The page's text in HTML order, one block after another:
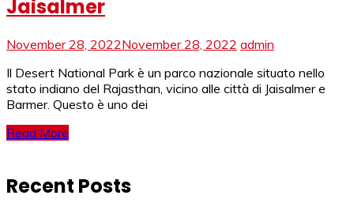
Jaisalmer
November 28, 2022November 28, 2022 admin
Il Desert National Park è un parco nazionale situato nello
stato indiano del Rajasthan, vicino alle città di Jaisalmer e
Barmer. Questo è uno dei
Read More
Recent Posts